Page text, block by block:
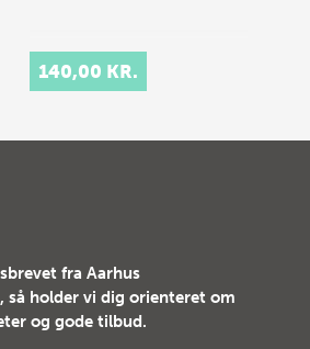
140,00 KR.
fra Aarhus
så holder vi dig orienteret om
og gode tilbud.